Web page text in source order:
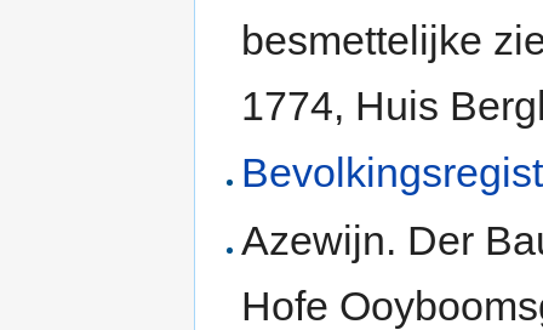
besmettelijke
1774, Huis
Azewijn. Der
Hofe